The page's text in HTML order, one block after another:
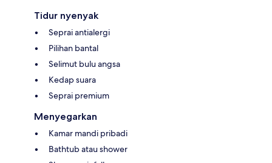
Tidur nyenyak
Seprai antialergi
Pilihan bantal
Selimut bulu angsa
Kedap suara
Seprai premium
Menyegarkan
Kamar mandi pribadi
Bathtub atau shower